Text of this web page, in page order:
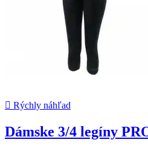
 Rýchly náhľad
Dámske 3/4 legíny